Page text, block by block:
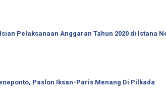
Pelaksanaan Anggaran Tahun 2020 di Istana
Paslon Iksan-Paris Menang Di Pilkada